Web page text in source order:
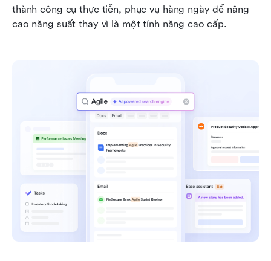
thành công cụ thực tiễn, phục vụ hàng ngày để nâng
cao năng suất thay vì là một tính năng cao cấp.